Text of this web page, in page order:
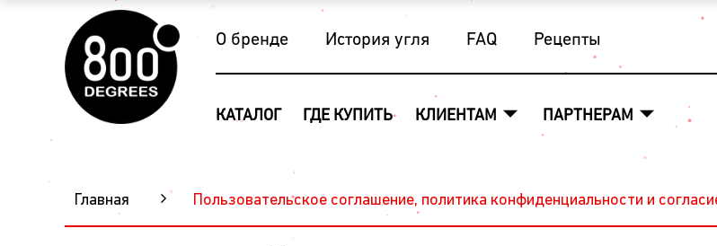
О бренде История угля FAQ Рецепты
КАТАЛОГ ГДЕ КУПИТЬ КЛИЕНТАМ ПАРТНЕРАМ
Главная Пользовательское соглашение, политика конфиденциальности и